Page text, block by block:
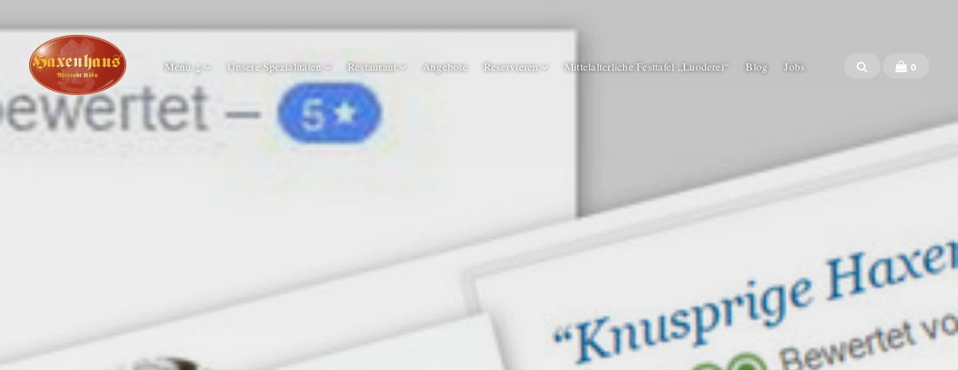
Menü ↓ Unsere Spezialitäten Restaurant Angebote Reservieren Mittelalterliche Festtafel „Luoderei“ Blog Jobs 0